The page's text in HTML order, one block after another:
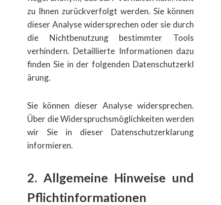
zu Ihnen zurückverfolgt werden. Sie können
dieser Analyse widersprechen oder sie durch
die Nichtbenutzung bestimmter Tools
verhindern. Detaillierte Informationen dazu
finden Sie in der folgenden Datenschutzerkl​
ärung.
Sie k​önnen dieser Analyse widersprechen.
Über die Widerspruchsmöglichkeiten werden
wir Sie in dieser Datenschutzerklarung
informieren.
2. Allgemeine Hinweise und
Pflichtinformationen